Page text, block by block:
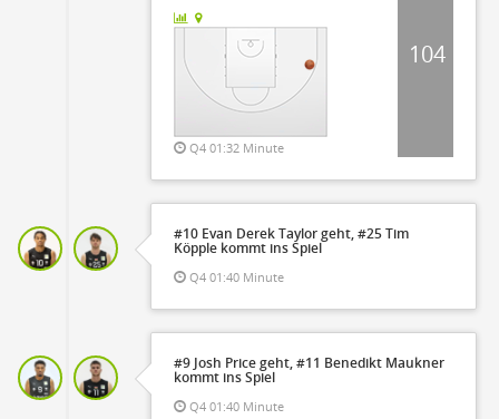
Q4 01:32 Minute
104
#10 Evan Derek Taylor geht, #25 Tim
Köpple kommt ins Spiel
Q4 01:40 Minute
#9 Josh Price geht, #11 Benedikt Maukner
kommt ins Spiel
Q4 01:40 Minute